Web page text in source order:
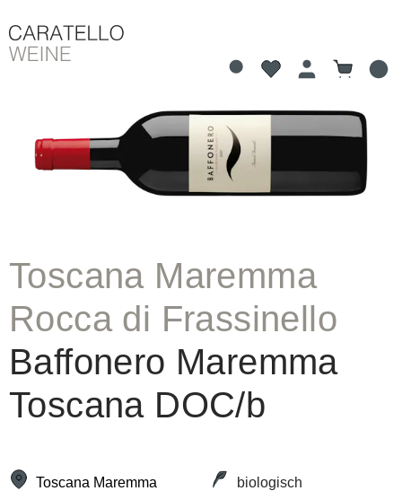
Bildergalerie überspringen
Toscana Maremma
Rocca di Frassinello
Baffonero Maremma
Toscana DOC/b
Toscana Maremma biologisch